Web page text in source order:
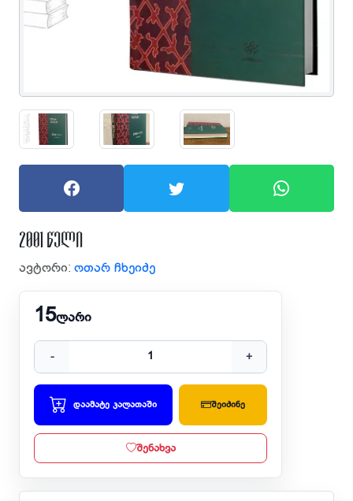
2001 წელი
ავტორი: ოთარ ჩხეიძე
15ლარი
- +
დაამატე კალათაში შეიძინე
შენახვა